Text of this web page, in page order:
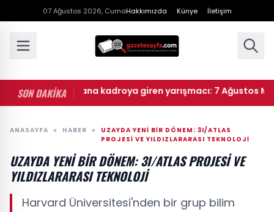
07 Ağustos 2026, CumaHakkımızda Künye İletişim
SON DAKİKAana kadroya giren yarışmacı: 7 Ağustos
ANASAYFA » HABER »
UZAYDA YENI BIR DÖNEM: 3I/ATLAS
PROJESI VE YILDIZLARARASI TEKNOLOJI
UZAYDA YENI BIR DÖNEM: 3I/ATLAS PROJESI VE
YILDIZLARARASI TEKNOLOJI
Harvard Üniversitesi'nden bir grup bilim